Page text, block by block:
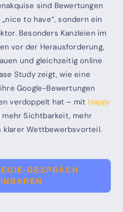
sind Bewertungen
to have“, sondern ein
Besonders Kanzleien im
vor der Herausforderung,
und gleichzeitig online
Study zeigt, wie eine
Google-Bewertungen
verdoppelt hat – mit Happy
mehr Sichtbarkeit, mehr
klarer Wettbewerbsvorteil.
GESPRÄCH